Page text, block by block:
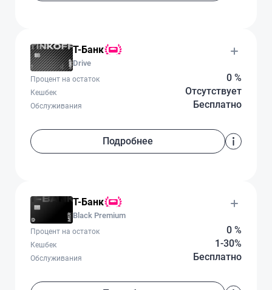
Т-Банк
Drive
0 %
Процент на остаток
Отсутствует
Кешбек
Бесплатно
Обслуживания
Подробнее
Т-Банк
Black Premium
0 %
Процент на остаток
1-30%
Кешбек
Бесплатно
Обслуживания